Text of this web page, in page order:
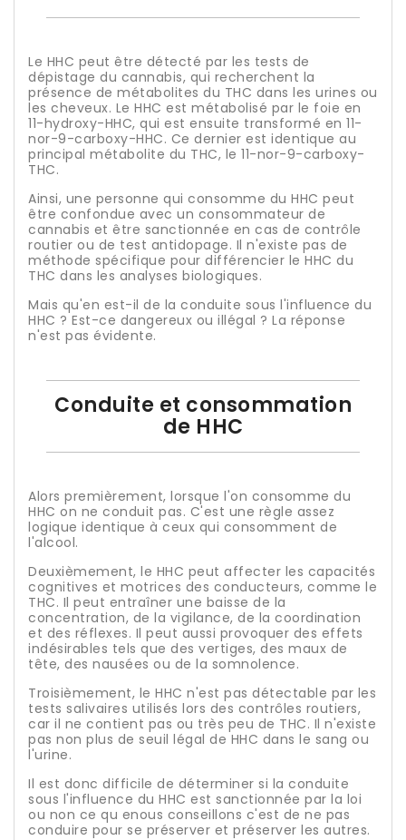
Le HHC peut être détecté par les tests de
dépistage du cannabis, qui recherchent la
présence de métabolites du THC dans les urines ou
les cheveux. Le HHC est métabolisé par le foie en
11-hydroxy-HHC, qui est ensuite transformé en 11-
nor-9-carboxy-HHC. Ce dernier est identique au
principal métabolite du THC, le 11-nor-9-carboxy-
THC.
Ainsi, une personne qui consomme du HHC peut
être confondue avec un consommateur de
cannabis et être sanctionnée en cas de contrôle
routier ou de test antidopage. Il n'existe pas de
méthode spécifique pour différencier le HHC du
THC dans les analyses biologiques.
Mais qu'en est-il de la conduite sous l'influence du
HHC ? Est-ce dangereux ou illégal ? La réponse
n'est pas évidente.
Conduite et consommation
de HHC
Alors premièrement, lorsque l'on consomme du
HHC on ne conduit pas. C'est une règle assez
logique identique à ceux qui consomment de
l'alcool.
Deuxièmement, le HHC peut affecter les capacités
cognitives et motrices des conducteurs, comme le
THC. Il peut entraîner une baisse de la
concentration, de la vigilance, de la coordination
et des réflexes. Il peut aussi provoquer des effets
indésirables tels que des vertiges, des maux de
tête, des nausées ou de la somnolence.
Troisièmement, le HHC n'est pas détectable par les
tests salivaires utilisés lors des contrôles routiers,
car il ne contient pas ou très peu de THC. Il n'existe
pas non plus de seuil légal de HHC dans le sang ou
l'urine.
Il est donc difficile de déterminer si la conduite
sous l'influence du HHC est sanctionnée par la loi
ou non ce qu enous conseillons c'est de ne pas
conduire pour se préserver et préserver les autres.